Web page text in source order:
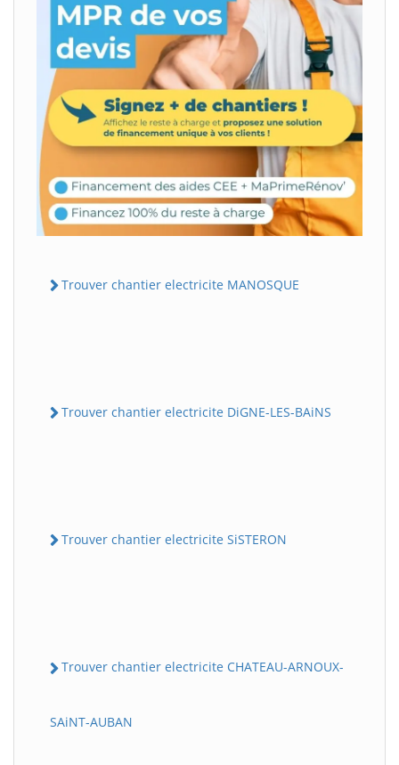
Trouver chantier electricite MANOSQUE
Trouver chantier electricite DiGNE-LES-BAiNS
Trouver chantier electricite SiSTERON
Trouver chantier electricite CHATEAU-ARNOUX-
SAiNT-AUBAN